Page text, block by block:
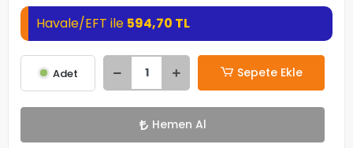
Havale/EFT ile 594,70 TL
Adet Sepete Ekle
Hemen Al